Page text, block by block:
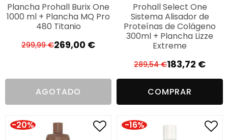
Plancha Prohall Burix One
1000 ml + Plancha MQ Pro
480 Titanio
299,99€ El
era:
269,00 €
El
es:
AGOTADO
Prohall Select One
Sistema Alisador de
Proteínas de Colágeno
300ml + Plancha Lizze
Extreme
289,54€ El
precio
original
era:
289,54 €.
183,72 €
El
precio
actual
es:
183,72 €.
COMPRAR
-20% -16%